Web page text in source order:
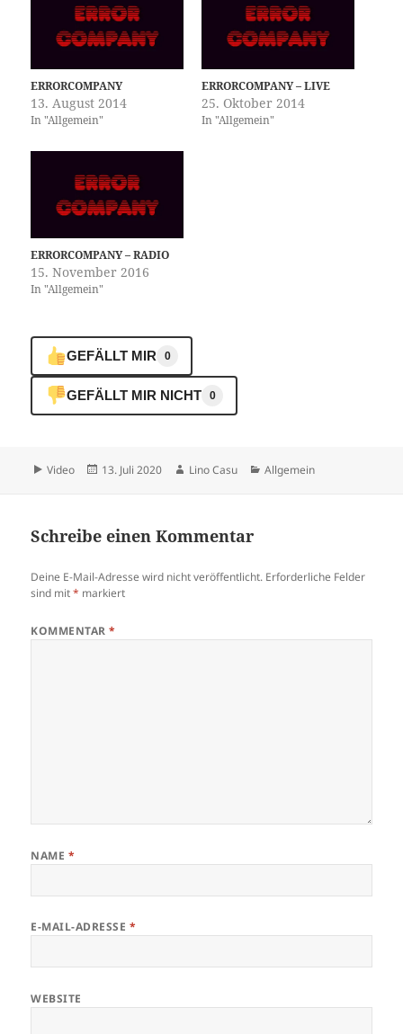
ERRORCOMPANY
13. August 2014
In "Allgemein"
ERRORCOMPANY – LIVE
25. Oktober 2014
In "Allgemein"
ERRORCOMPANY – RADIO
15. November 2016
In "Allgemein"
GEFÄLLT MIR 0
GEFÄLLT MIR NICHT 0
Format
Video
Veröffentlicht
13. Juli 2020 Autor
Lino Casu Kategorien
Allgemein
Schreibe einen Kommentar
Deine E-Mail-Adresse wird nicht veröffentlicht. Erforderliche Felder
sind mit* markiert
KOMMENTAR*
NAME *
E-MAIL-ADRESSE *
WEBSITE